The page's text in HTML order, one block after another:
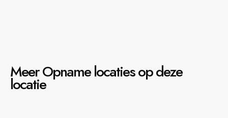
Meer Opname locaties op deze
locatie